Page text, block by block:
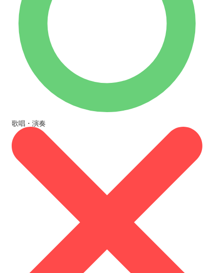
歌唱・演奏